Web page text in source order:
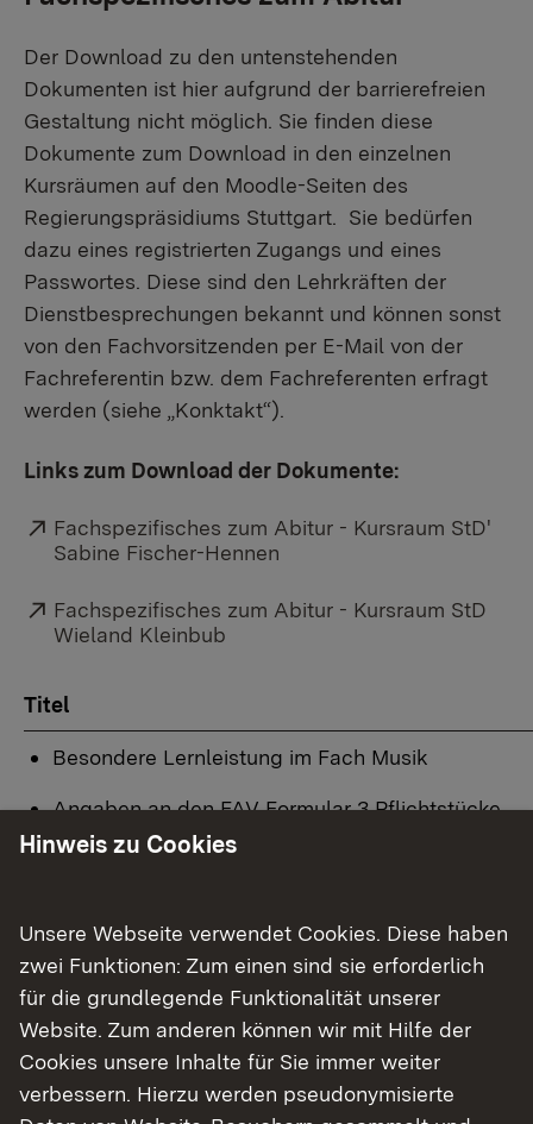
Der Download zu den untenstehenden
Dokumenten ist hier aufgrund der barrierefreien
Gestaltung nicht möglich. Sie finden diese
Dokumente zum Download in den einzelnen
Kursräumen auf den Moodle-Seiten des
Regierungspräsidiums Stuttgart. Sie bedürfen
dazu eines registrierten Zugangs und eines
Passwortes. Diese sind den Lehrkräften der
Dienstbesprechungen bekannt und können sonst
von den Fachvorsitzenden per E-Mail von der
Fachreferentin bzw. dem Fachreferenten erfragt
werden (siehe „Konktakt“).
Links zum Download der Dokumente:
Externer Link:
Fachspezifisches zum Abitur - Kursraum StD'
Sabine Fischer-Hennen
Externer Link:
Fachspezifisches zum Abitur - Kursraum StD
Wieland Kleinbub
Titel
Besondere Lernleistung im Fach Musik
Angaben an den FAV Formular 3 Pflichtstücke
Durchführungsbestimmungen Fachpraxis ab
Hinweise zu Jazz-Pop in der fachpraktischen
Operatorenkatalog im Fach Musik ab Abitur 2024
Protokollblatt zum Prüfungsgespräch
Reader mündliches Abitur Musik 2024
Hinweis zu Cookies
Unsere Webseite verwendet Cookies. Diese haben
zwei Funktionen: Zum einen sind sie erforderlich
für die grundlegende Funktionalität unserer
Website. Zum anderen können wir mit Hilfe der
Cookies unsere Inhalte für Sie immer weiter
verbessern. Hierzu werden pseudonymisierte